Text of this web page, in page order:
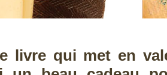
livre qui met en